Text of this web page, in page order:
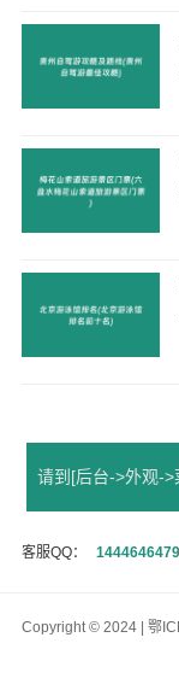
请到[后台->外观->
客服QQ： 1444646479
Copyright © 2024 鄂